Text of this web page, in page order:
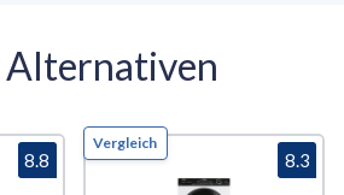
Alternativen
8.8
Vergleich
8.3